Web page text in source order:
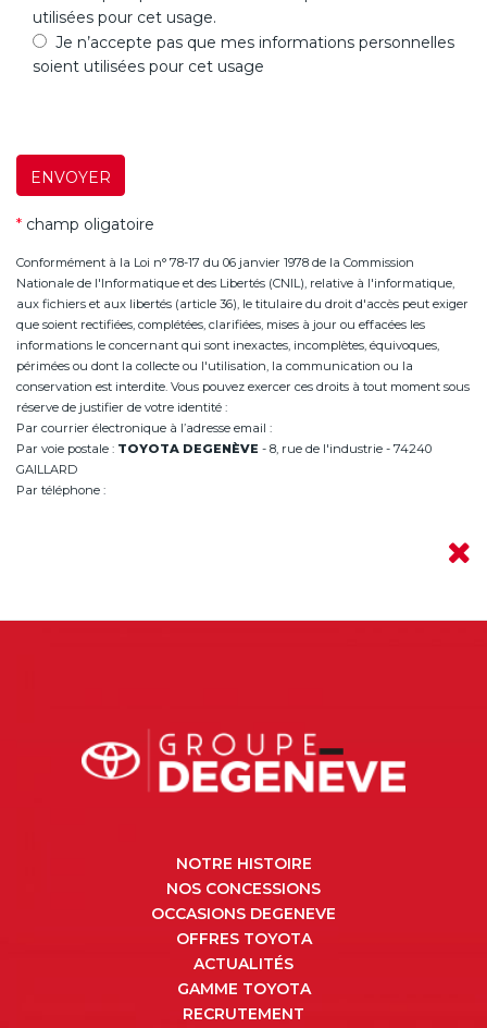
utilisées pour cet usage.
Je n’accepte pas que mes informations personnelles
soient utilisées pour cet usage
ENVOYER
* champ oligatoire
Conformément à la Loi n° 78-17 du 06 janvier 1978 de la Commission
Nationale de l'Informatique et des Libertés (CNIL), relative à l'informatique,
aux fichiers et aux libertés (article 36), le titulaire du droit d'accès peut exiger
que soient rectifiées, complétées, clarifiées, mises à jour ou effacées les
informations le concernant qui sont inexactes, incomplètes, équivoques,
périmées ou dont la collecte ou l'utilisation, la communication ou la
conservation est interdite. Vous pouvez exercer ces droits à tout moment sous
réserve de justifier de votre identité :
Par courrier électronique à l’adresse email :
Par voie postale : TOYOTA DEGENÈVE - 8, rue de l'industrie - 74240
GAILLARD
Par téléphone :
NOTRE HISTOIRE
NOS CONCESSIONS
OCCASIONS DEGENEVE
OFFRES TOYOTA
ACTUALITÉS
GAMME TOYOTA
RECRUTEMENT